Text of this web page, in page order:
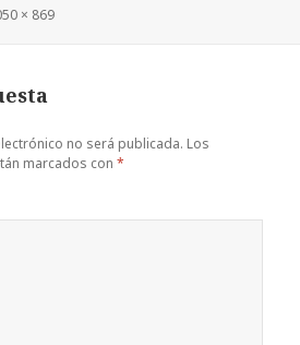
× 869
no será publicada. Los
marcados con*